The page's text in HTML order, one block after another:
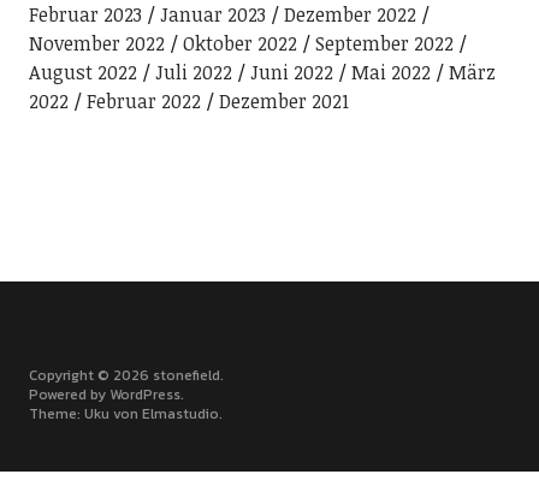
Februar 2023
Januar 2023
Dezember 2022
November 2022
Oktober 2022
September 2022
August 2022
Juli 2022 Juni 2022 Mai 2022
März
2022
Februar 2022 Dezember 2021
Copyright © 2026 stonefield
Powered by WordPress
Theme: Uku von Elmastudio